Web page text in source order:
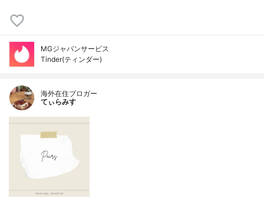
MGジャパンサービス
Tinder(ティンダー)
海外在住ブロガー
てぃらみす